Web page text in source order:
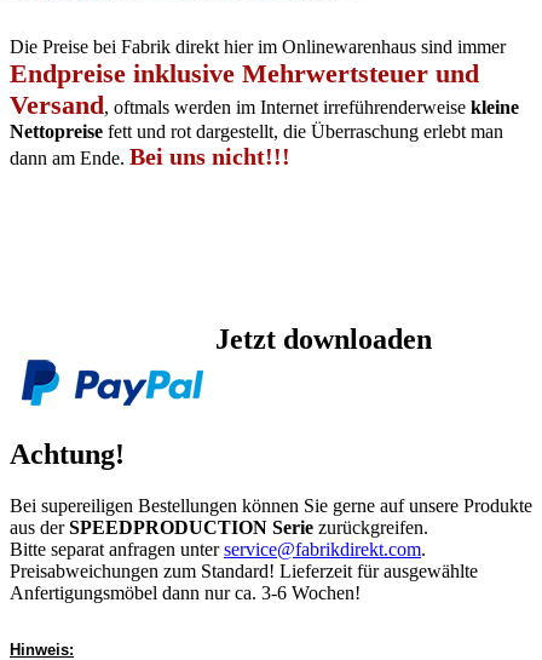
Die Preise bei Fabrik direkt hier im Onlinewarenhaus sind immer
Endpreise inklusive Mehrwertsteuer und
Versand, oftmals werden im Internet irreführenderweise kleine
Nettopreise fett und rot dargestellt, die Überraschung erlebt man
dann am Ende. Bei uns nicht!!!
Jetzt downloaden
Achtung!
Bei supereiligen Bestellungen können Sie gerne auf unsere Produkte
aus derSPEEDPRODUCTION Serie zurückgreifen.
Bitte separat anfragen unterservice@fabrikdirekt.com.
Preisabweichungen zum Standard! Lieferzeit für ausgewählte
Anfertigungsmöbel dann nur ca. 3-6 Wochen!
Hinweis: